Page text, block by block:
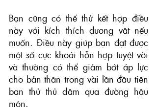
Bạn cũng có thể thử kết hợp điều
này với kích thích dương vật nếu
muốn. Điều này giúp bạn đạt được
một số cực khoái hỗn hợp tuyệt vời
và thường có thể giảm bớt áp lực
cho bản thân trong vài lần đầu tiên
bạn thử thủ dâm qua đường hậu
môn.